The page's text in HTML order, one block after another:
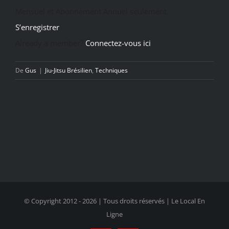
S’enregistrer
Connectez-vous ici
De Gus | Jiu-Jitsu Brésilien, Techniques
© Copyright 2012 -2026 | Tous droits réservés | Le Local En
Ligne